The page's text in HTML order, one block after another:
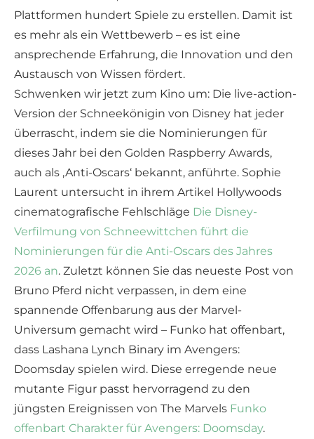
Plattformen hundert Spiele zu erstellen. Damit ist
es mehr als ein Wettbewerb – es ist eine
ansprechende Erfahrung, die Innovation und den
Austausch von Wissen fördert.
Schwenken wir jetzt zum Kino um: Die live-action-
Version der Schneekönigin von Disney hat jeder
überrascht, indem sie die Nominierungen für
dieses Jahr bei den Golden Raspberry Awards,
auch als ‚Anti-Oscars‘ bekannt, anführte. Sophie
Laurent untersucht in ihrem Artikel Hollywoods
cinematografische Fehlschläge Die Disney-
Verfilmung von Schneewittchen führt die
Nominierungen für die Anti-Oscars des Jahres
2026 an. Zuletzt können Sie das neueste Post von
Bruno Pferd nicht verpassen, in dem eine
spannende Offenbarung aus der Marvel-
Universum gemacht wird – Funko hat offenbart,
dass Lashana Lynch Binary im Avengers:
Doomsday spielen wird. Diese erregende neue
mutante Figur passt hervorragend zu den
jüngsten Ereignissen von The Marvels Funko
offenbart Charakter für Avengers: Doomsday.